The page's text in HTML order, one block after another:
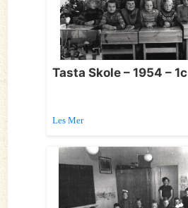
Tasta Skole – 1954 – 1c
Les Mer